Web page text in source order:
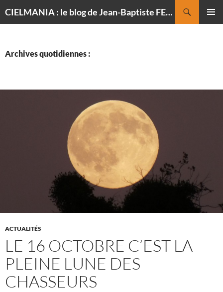
CIELMANIA : le blog de Jean-Baptiste FELDMANN, photographe du ciel
Archives quotidiennes :
ACTUALITÉS
LE 16 OCTOBRE C’EST LA
PLEINE LUNE DES
CHASSEURS